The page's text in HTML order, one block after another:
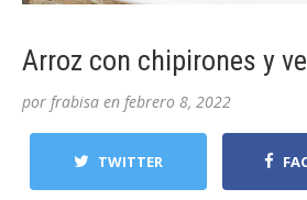
Arroz con chipirones y
por frabisa en febrero 8, 2022
TWITTER